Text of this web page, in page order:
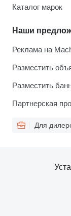
Каталог марок
Наши
Реклама на
Разместить
Разместить
Партнерская
Для